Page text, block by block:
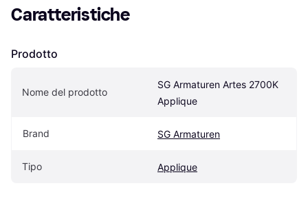
Caratteristiche
Prodotto
Nome del prodotto
SG Armaturen Artes 2700K
Applique
Brand SG Armaturen
Tipo Applique